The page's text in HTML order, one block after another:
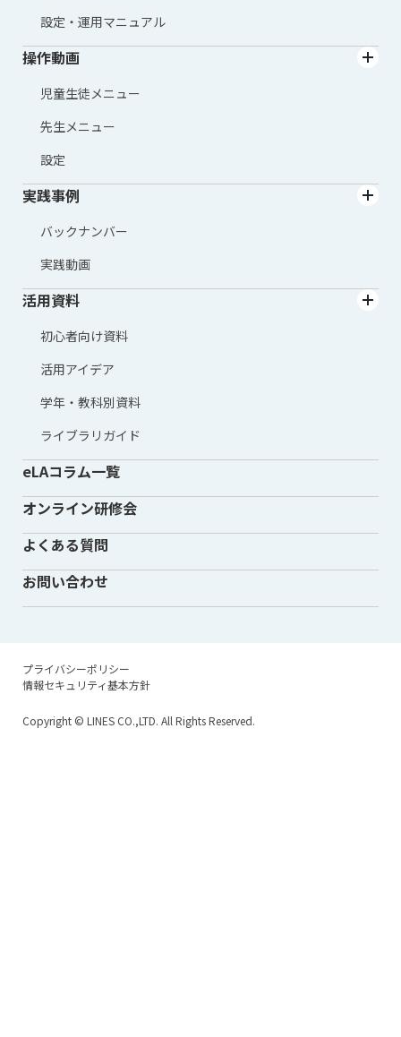
設定・運用マニュアル
操作動画
児童生徒メニュー
先生メニュー
設定
実践事例
バックナンバー
実践動画
活用資料
初心者向け資料
活用アイデア
学年・教科別資料
ライブラリガイド
eLAコラム一覧
オンライン研修会
よくある質問
お問い合わせ
プライバシーポリシー
情報セキュリティ基本方針
Copyright © LINES CO.,LTD. All Rights Reserved.